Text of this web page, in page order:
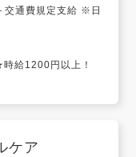
交通費規定支給 ※日
給1200円以上！
ケア